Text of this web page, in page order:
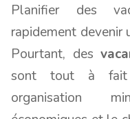
Planifier des
rapidement devenir
Pourtant, des
sont tout à fait
organisation